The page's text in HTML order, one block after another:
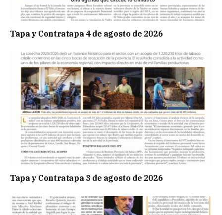
Tapa y Contratapa 4 de agosto de 2026
Tapa y Contratapa 3 de agosto de 2026